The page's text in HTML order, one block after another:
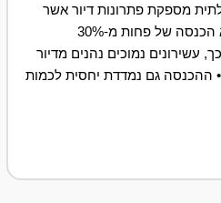
מספקת פתרונות דיור אשר
אחד מתנאי הזכאות להם הוא הכנסה של פחות מ-30%
עשירונים נמוכים נהנים מדיור
ההכנסה גם נמדדת יחסית לכמות